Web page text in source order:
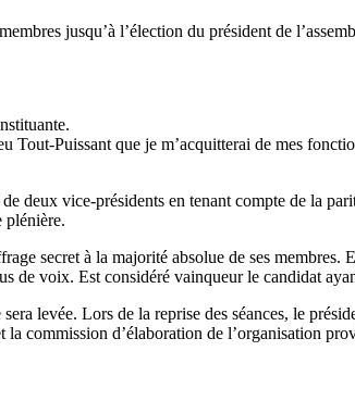
jusqu’à l’élection du président de
Puissant que je m’acquitterai de mes
deux vice-présidents en tenant compte de la
plénière.
secret à la majorité absolue de ses
de voix. Est considéré vainqueur le candidat
levée. Lors de la reprise des séances, le
commission d’élaboration de l’organisation